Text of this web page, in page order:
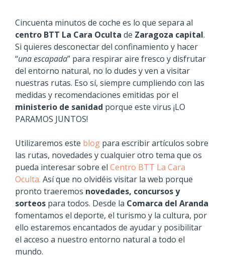
Cincuenta minutos de coche es lo que separa al
centro BTT La Cara Oculta de Zaragoza capital.
Si quieres desconectar del confinamiento y hacer
“una escapada” para respirar aire fresco y disfrutar
del entorno natural, no lo dudes y ven a visitar
nuestras rutas. Eso sí, siempre cumpliendo con las
medidas y recomendaciones emitidas por el
ministerio de sanidad porque este virus ¡LO
PARAMOS JUNTOS!
Utilizaremos este blog para escribir artículos sobre
las rutas, novedades y cualquier otro tema que os
pueda interesar sobre el Centro BTT La Cara
Oculta. Así que no olvidéis visitar la web porque
pronto traeremos novedades, concursos y
sorteos para todos. Desde la Comarca del Aranda
fomentamos el deporte, el turismo y la cultura, por
ello estaremos encantados de ayudar y posibilitar
el acceso a nuestro entorno natural a todo el
mundo.